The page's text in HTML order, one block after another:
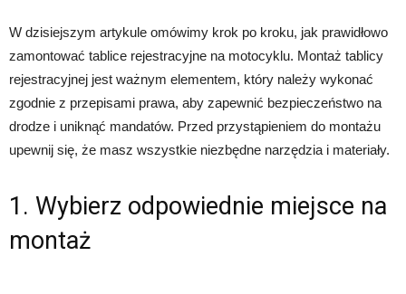
W dzisiejszym artykule omówimy krok po kroku, jak prawidłowo
zamontować tablice rejestracyjne na motocyklu. Montaż tablicy
rejestracyjnej jest ważnym elementem, który należy wykonać
zgodnie z przepisami prawa, aby zapewnić bezpieczeństwo na
drodze i uniknąć mandatów. Przed przystąpieniem do montażu
upewnij się, że masz wszystkie niezbędne narzędzia i materiały.
1. Wybierz odpowiednie miejsce na
montaż